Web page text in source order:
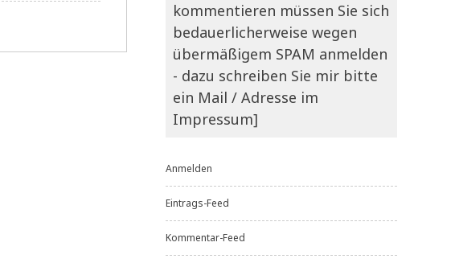
kommentieren müssen Sie sich
bedauerlicherweise wegen
übermäßigem SPAM anmelden
- dazu schreiben Sie mir bitte
ein Mail / Adresse im
Impressum]
Anmelden
Eintrags-Feed
Kommentar-Feed